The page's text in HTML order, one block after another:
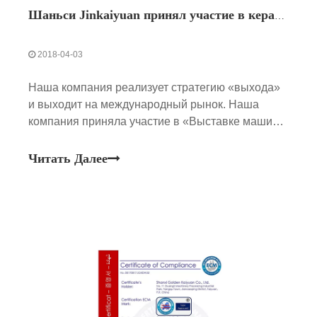
2018-04-03
Наша компания реализует стратегию «выхода»
и выходит на международный рынок. Наша
компания приняла участие в «Выставке машин,
и порошковой металлургии 2018 года»,
Читать Далее